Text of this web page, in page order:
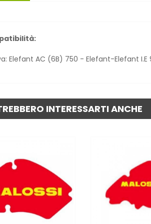
Elefant AC (6B) 750 - Elefant-Elefant I.E
INTERESSARTI ANCHE